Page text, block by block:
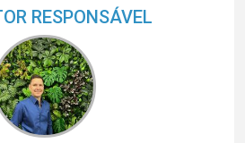
RESPONSÁVEL